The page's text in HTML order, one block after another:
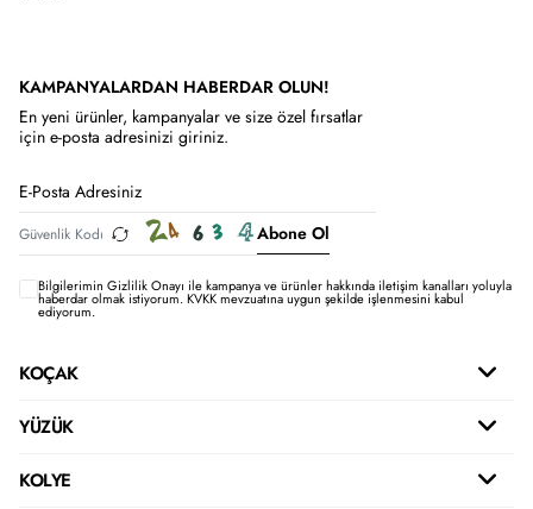
KAMPANYALARDAN HABERDAR OLUN!
En yeni ürünler, kampanyalar ve size özel fırsatlar
için e-posta adresinizi giriniz.
Abone Ol
Bilgilerimin Gizlilik Onayı ile kampanya ve ürünler hakkında iletişim kanalları yoluyla
haberdar olmak istiyorum.KVKK mevzuatına uygun şekilde işlenmesini kabul
ediyorum.
KOÇAK
YÜZÜK
KOLYE